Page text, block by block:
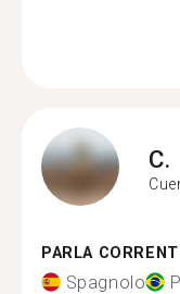
C.
PARLA
Spagnolo